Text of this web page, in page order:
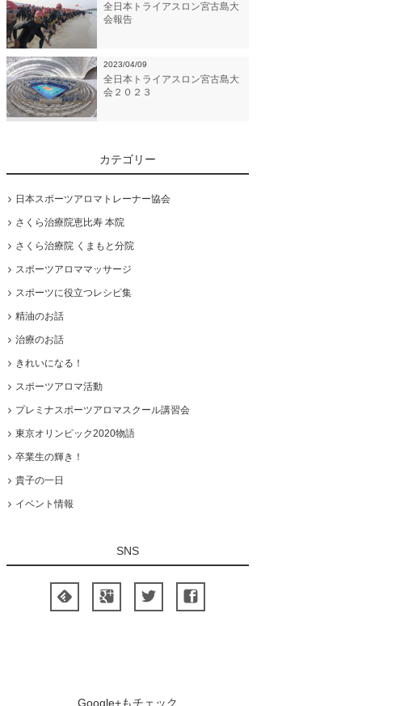
全日本トライアスロン宮古島大
会報告
2023/04/09
全日本トライアスロン宮古島大
会２０２３
カテゴリー
日本スポーツアロマトレーナー協会
さくら治療院恵比寿 本院
さくら治療院 くまもと分院
スポーツアロママッサージ
スポーツに役立つレシピ集
精油のお話
治療のお話
きれいになる！
スポーツアロマ活動
プレミナスポーツアロマスクール講習会
東京オリンピック2020物語
卒業生の輝き！
貴子の一日
イベント情報
SNS
Google+もチェック